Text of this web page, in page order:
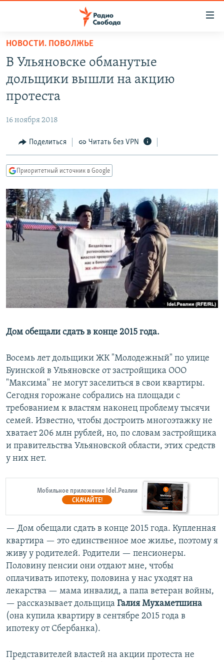
упрощенного
доступа
основному
Вернутся
Вернутся
поиску
МНЕНИЯ
КУЛЬТУРА
КАВКАЗ.РЕАЛИИ
СЕВЕР.РЕАЛИИ
СИБИРЬ.РЕАЛИИ
РАСПИСАНИЕ ВЕЩАНИЯ
ПОДПИШИТЕСЬ НА РАССЫЛКУ
СОЦИАЛЬНЫЕ СЕТИ
НОВОСТИ. ПОВОЛЖЬЕ
В Ульяновске обманутые
дольщики вышли на акцию
протеста
16 ноября 2018
Поделиться Читать без VPN
Приоритетный источник в Google
Дом обещали сдать в конце 2015 года.
Восемь лет дольщики ЖК "Молодежный" по улице
Буинской в Ульяновске от застройщика ООО
"Максима" не могут заселиться в свои квартиры.
Сегодня горожане собрались на площади с
требованием к властям наконец проблему тысячи
семей. Известно, чтобы достроить многоэтажку не
хватает 206 млн рублей, но, по словам застройщика
и правительства Ульяновской области, этих средств
у них нет.
Мобильное приложение Idel.Реалии
СКАЧАЙТЕ!
— Дом обещали сдать в конце 2015 года. Купленная
квартира — это единственное мое жилье, поэтому я
живу у родителей. Родители — пенсионеры.
Половину пенсии они отдают мне, чтобы
оплачивать ипотеку, половина у нас уходят на
лекарства — мама инвалид, а папа ветеран войны,
— рассказывает дольщица Галия Мухаметшина
(она купила квартиру в сентябре 2015 года в
ипотеку от Сбербанка).
Представителей властей на акции протеста не